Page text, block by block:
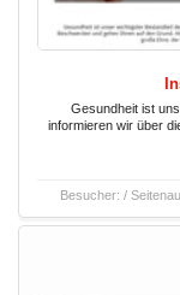
Gesundheit ist
informieren wir über
Besucher: /